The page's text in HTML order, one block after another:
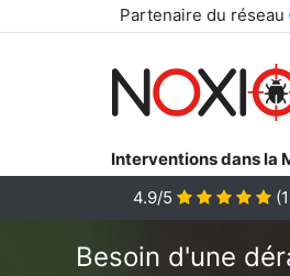
Partenaire du réseau
Interventions dans la
4.9/5 (
Besoin d'une